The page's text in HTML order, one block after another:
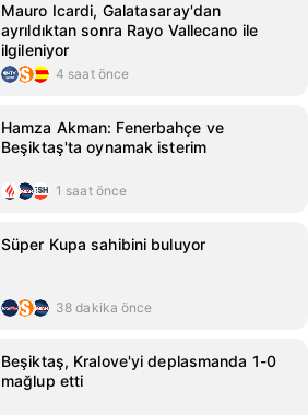
Mauro Icardi, Galatasaray'dan
ayrıldıktan sonra Rayo Vallecano ile
ilgileniyor
4 saat önce
Hamza Akman: Fenerbahçe ve
Beşiktaş'ta oynamak isterim
1 saat önce
Süper Kupa sahibini buluyor
38 dakika önce
Beşiktaş, Kralove'yi deplasmanda 1-0
mağlup etti